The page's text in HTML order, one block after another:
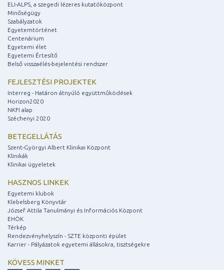
ELI-ALPS, a szegedi lézeres kutatóközpont
Minőségügy
Szabályzatok
Egyetemtörténet
Centenárium
Egyetemi élet
Egyetemi Értesítő
Belső visszaélés-bejelentési rendszer
FEJLESZTÉSI PROJEKTEK
Interreg - Határon átnyúló együttműködések
Horizon2020
NKFI alap
Széchenyi 2020
BETEGELLÁTÁS
Szent-Györgyi Albert Klinikai Központ
Klinikák
Klinikai ügyeletek
HASZNOS LINKEK
Egyetemi klubok
Klebelsberg Könyvtár
József Attila Tanulmányi és Információs Központ
EHÖK
Térkép
Rendezvényhelyszín - SZTE központi épület
Karrier - Pályázatok egyetemi állásokra, tisztségekre
KÖVESS MINKET